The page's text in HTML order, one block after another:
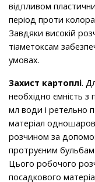
відпливом
період проти
Завдяки високій
тіаметоксам
умовах.
Захист картоплі.
необхідно ємність
мл води і ретельно
матеріал
розчином за
протруєним
Цього робочого
посадкового